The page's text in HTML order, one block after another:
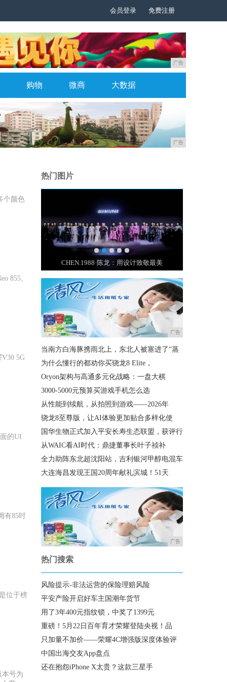
会员登录 免费注册
广告
购物 微商 大数据
广告
个颜色
855、
5G
的UI
有85吋
位于榜
本号为
热门图片
这么多 CHEN.1988·陈龙：用设计致敬最美
广告
当南方白海豚携雨北上，东北人被塞进了“蒸
为什么懂行的都劝你买骁龙8 Elite，
Oryon架构与高通多元化战略：一盘大棋
3000-5000元预算买游戏手机怎么选
从性能到续航，从拍照到游戏——2026年
骁龙8至尊版，让AI体验更加贴合多样化使
国华生物正式加入平安长寿生态联盟，获评行
从WAIC看AI时代：鼎捷董事长叶子祯补
全力助阵东北超沈阳站，吉利银河甲醇电混车
大连海昌发现王国20周年献礼滨城！51天
广告
热门搜索
风险提示-非法运营的保险理赔风险
平安产险开启好车主国潮年货节
用了3年400元指纹锁，中奖了1399元
重磅！5月22日百年育才荣耀登陆央视！品
只加量不加价——荣耀4C增强版深度体验评
中国出海交友App盘点
还在抱怨iPhone X太贵？这款三星手